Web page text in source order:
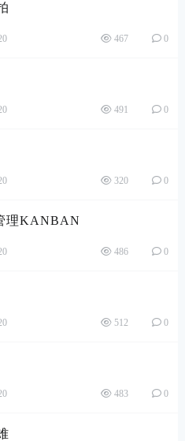
467 0
491 0
320 0
理KANBAN
486 0
512 0
483 0